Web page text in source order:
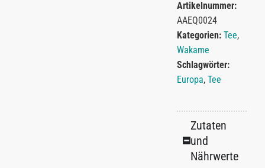
Artikelnummer:
AAEQ0024
Kategorien: Tee,
Wakame
Schlagwörter:
Europa, Tee
Zutaten
und
Nährwerte